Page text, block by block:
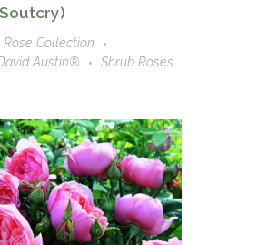
Rose Collection
Austin®
Shrub Roses